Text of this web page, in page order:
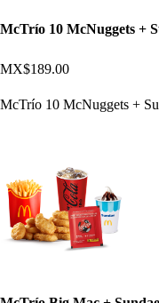
McTrío 10 McNuggets +
MX$189.00
McTrío 10 McNuggets +